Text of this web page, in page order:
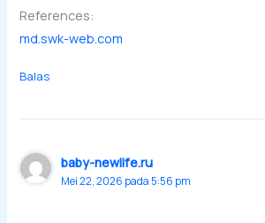
References:
md.swk-web.com
Balas
baby-newlife.ru
Mei 22, 2026 pada 5:56 pm